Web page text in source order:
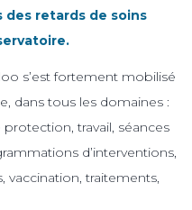
des retards de soins
s’est fortement mobilisé
dans tous les domaines :
travail, séances
d’interventions,
vaccination, traitements,